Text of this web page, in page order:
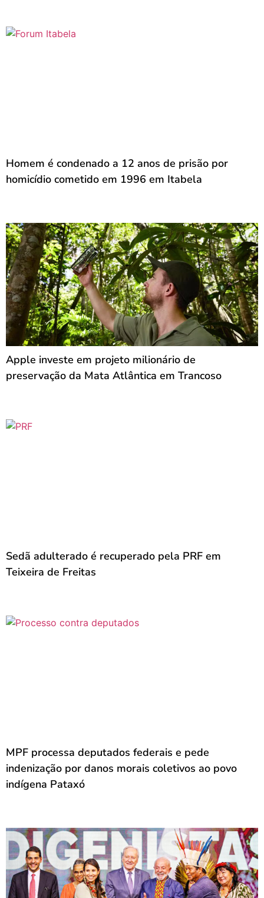
Homem é condenado a 12 anos de prisão por
homicídio cometido em 1996 em Itabela
Apple investe em projeto milionário de
preservação da Mata Atlântica em Trancoso
Sedã adulterado é recuperado pela PRF em
Teixeira de Freitas
MPF processa deputados federais e pede
indenização por danos morais coletivos ao povo
indígena Pataxó